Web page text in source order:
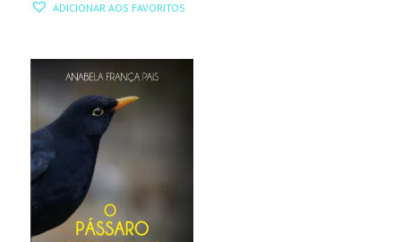
ADICIONAR AOS FAVORITOS